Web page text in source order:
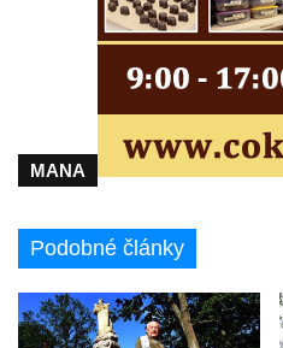
MANA
Podobné články